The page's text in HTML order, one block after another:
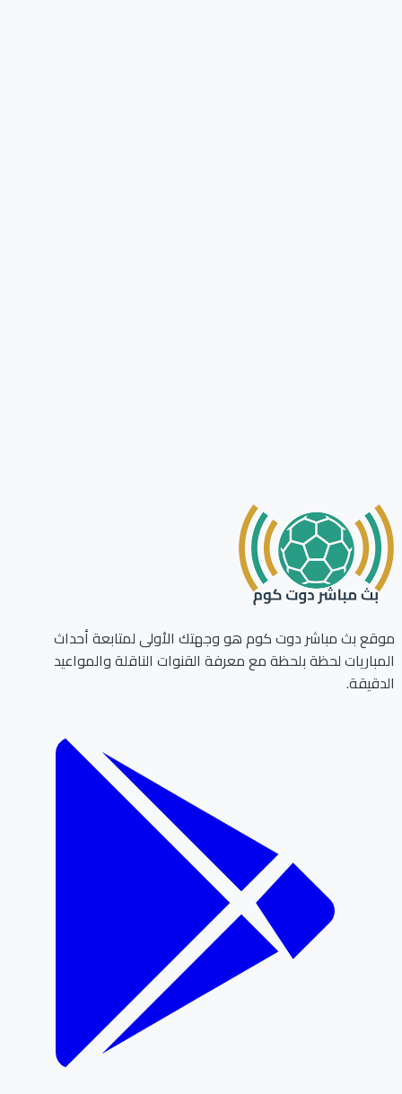
بث مباشر دوت كوم هو وجهتك الأولى لمتابعة أحداث
لحظة بلحظة مع معرفة القنوات الناقلة والمواعيد